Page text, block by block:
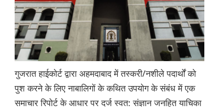
गुजरात हाईकोर्ट द्वारा अहमदाबाद में तस्करी/नशीले पदार्थों को
पुश करने के लिए नाबालिगों के कथित उपयोग के संबंध में एक
समाचार रिपोर्ट के आधार पर दर्ज स्वत: संज्ञान जनहित याचिका